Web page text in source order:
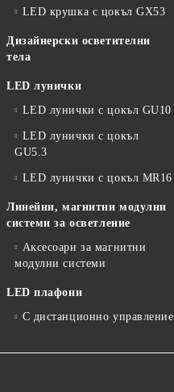
LED крушка с цокъл GX53
Дизайнерски осветителни
тела
LED лунички
LED лунички с цокъл GU10
LED лунички с цокъл
GU5.3
LED лунички с цокъл MR16
Линейни, магнитни модулни
системи за осветление
Аксесоари за магнитни
модулни системи
LED плафони
С дистанционно управление